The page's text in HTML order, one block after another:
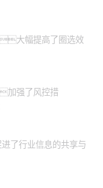
大幅提高了圈选效
加强了风控措
了行业信息的共享与